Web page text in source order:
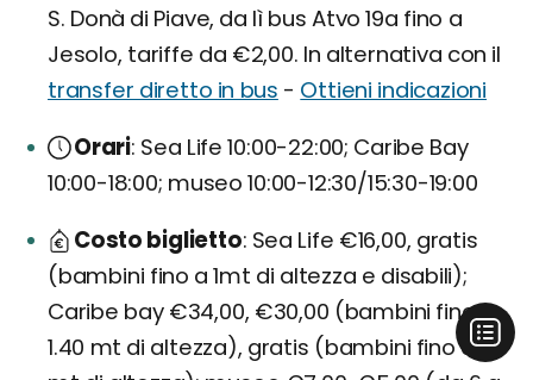
S. Donà di Piave, da lì bus Atvo 19a fino a
Jesolo, tariffe da €2,00. In alternativa con il
transfer diretto in bus - Ottieni indicazioni
Orari Sea Life 10:00-22:00; Caribe Bay
10:00-18:00; museo 10:00-12:30/15:30-19:00
Costo biglietto Sea Life €16,00, gratis
(bambini fino a 1mt di altezza e disabili);
Caribe bay €34,00, €30,00 (bambini fino a
1.40 mt di altezza), gratis (bambini fino a 1